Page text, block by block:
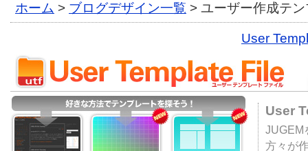
ホーム > ブログデザイン一覧 > ユーザー作成テ
User
User
JUGEM
方々が